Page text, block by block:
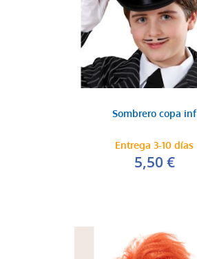
Sombrero copa inf
Entrega 3-10 días
5,50 €